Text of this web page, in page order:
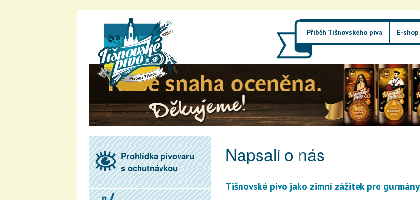
Přejít k hlavnímu obsahu
www.pivovartisnov.cz
Příběh Tišnovského piva E-shop
Napsali o nás
Tišnovské pivo jako zimní zážitek pro gurmány
Prohlídka pivovaru
s ochutnávkou